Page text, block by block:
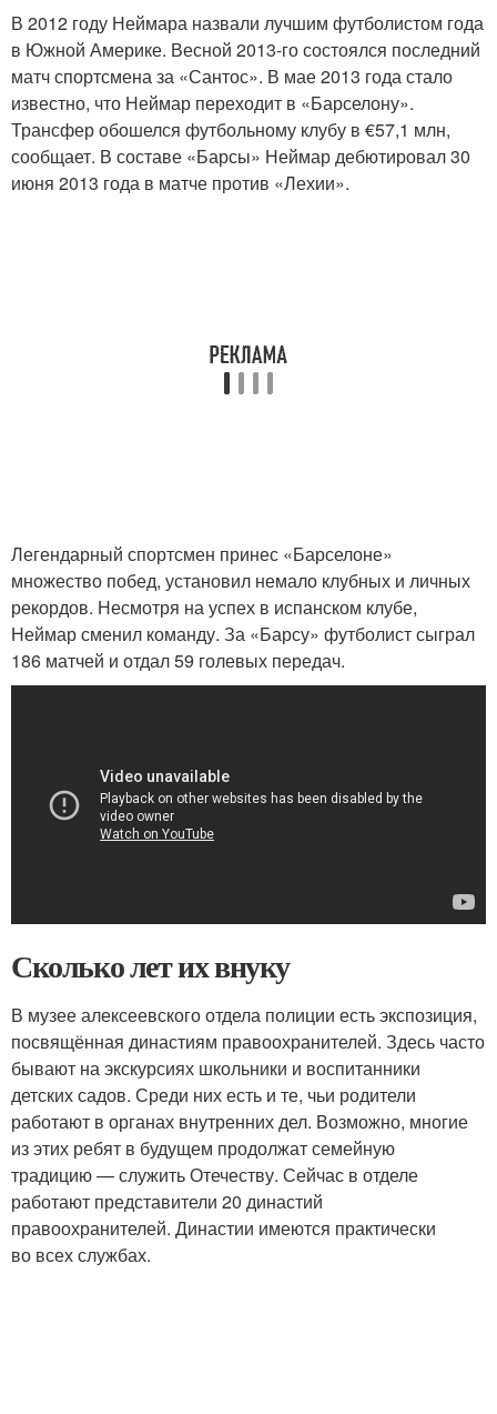
В 2012 году Неймара назвали лучшим футболистом года
в Южной Америке. Весной 2013-го состоялся последний
матч спортсмена за «Сантос». В мае 2013 года стало
известно, что Неймар переходит в «Барселону».
Трансфер обошелся футбольному клубу в €57,1 млн,
сообщает. В составе «Барсы» Неймар дебютировал 30
июня 2013 года в матче против «Лехии».
Легендарный спортсмен принес «Барселоне»
множество побед, установил немало клубных и личных
рекордов. Несмотря на успех в испанском клубе,
Неймар сменил команду. За «Барсу» футболист сыграл
186 матчей и отдал 59 голевых передач.
Сколько лет их внуку
В музее алексеевского отдела полиции есть экспозиция,
посвящённая династиям правоохранителей. Здесь часто
бывают на экскурсиях школьники и воспитанники
детских садов. Среди них есть и те, чьи родители
работают в органах внутренних дел. Возможно, многие
из этих ребят в будущем продолжат семейную
традицию — служить Отечеству. Сейчас в отделе
работают представители 20 династий
правоохранителей. Династии имеются практически
во всех службах.